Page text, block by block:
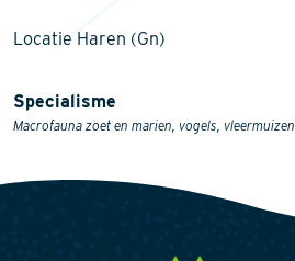
Locatie Haren (Gn)
Specialisme
Macrofauna zoet en marien, vogels, vleermuizen